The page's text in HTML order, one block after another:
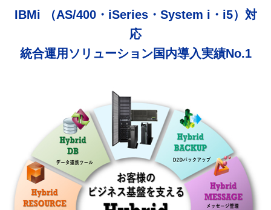
IBMi （AS/400・iSeries・System i・i5）対
応
統合運用ソリューション国内導入実績No.1